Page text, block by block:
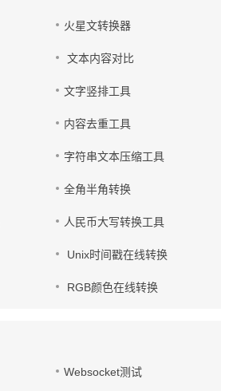
火星文转换器
文本内容对比
文字竖排工具
内容去重工具
字符串文本压缩工具
全角半角转换
人民币大写转换工具
Unix时间戳在线转换
RGB颜色在线转换
Websocket测试